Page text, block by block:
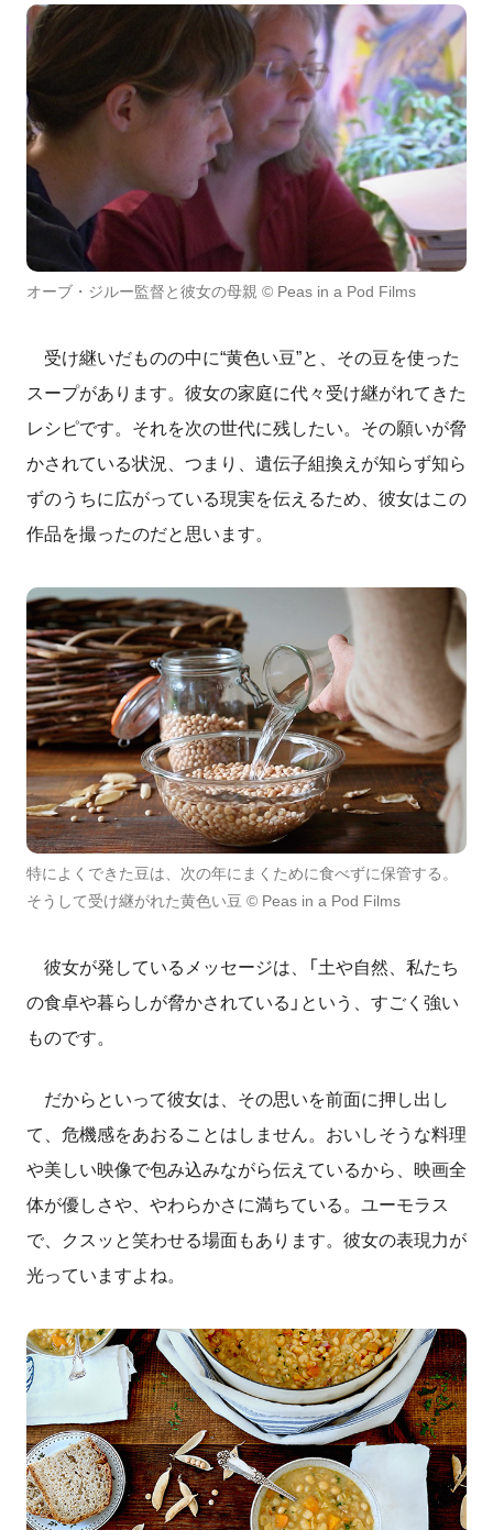
オーブ・ジルー監督と彼女の母親 © Peas in a Pod Films
受け継いだものの中に“黄色い豆”と、その豆を使った
スープがあります。彼女の家庭に代々受け継がれてきた
レシピです。それを次の世代に残したい。その願いが脅
かされている状況、つまり、遺伝子組換えが知らず知ら
ずのうちに広がっている現実を伝えるため、彼女はこの
作品を撮ったのだと思います。
特によくできた豆は、次の年にまくために食べずに保管する。
そうして受け継がれた黄色い豆 © Peas in a Pod Films
彼女が発しているメッセージは、「土や自然、私たち
の食卓や暮らしが脅かされている」という、すごく強い
ものです。
だからといって彼女は、その思いを前面に押し出し
て、危機感をあおることはしません。おいしそうな料理
や美しい映像で包み込みながら伝えているから、映画全
体が優しさや、やわらかさに満ちている。ユーモラス
で、クスッと笑わせる場面もあります。彼女の表現力が
光っていますよね。